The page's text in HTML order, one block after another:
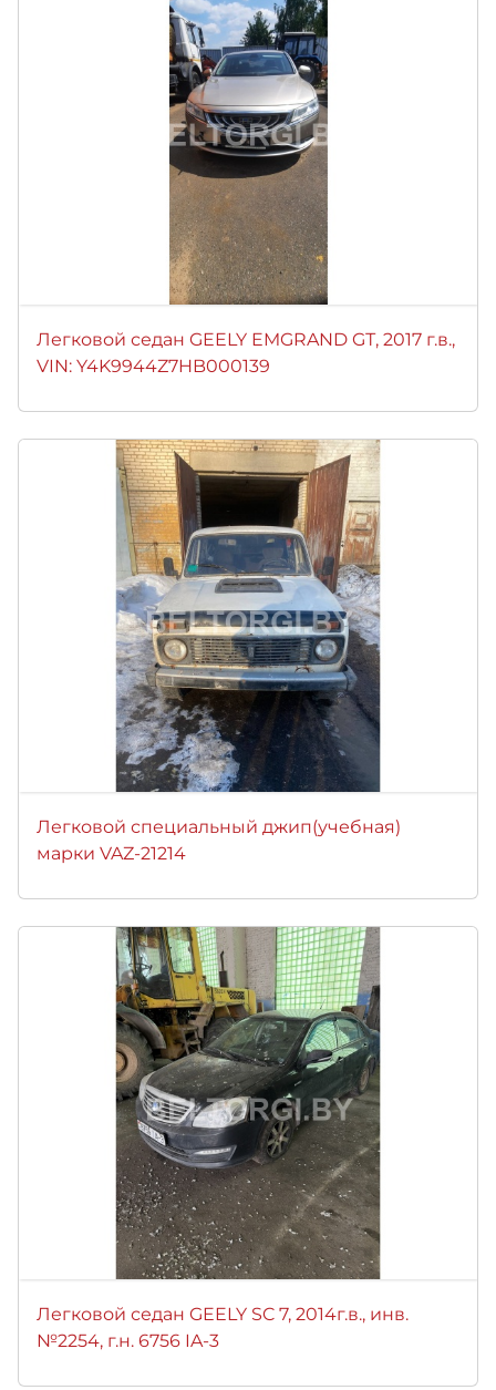
Легковой седан GEELY EMGRAND GТ, 2017 г.в.,
VIN: Y4K9944Z7HB000139
Легковой специальный джип(учебная)
марки VAZ-21214
Легковой седан GEELY SC 7, 2014г.в., инв.
№2254, г.н. 6756 IA-3